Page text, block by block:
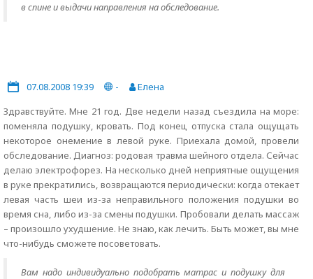
в спине и выдачи направления на обследование.
07.08.2008 19:39 -
Елена
Здравствуйте. Мне 21 год. Две недели назад съездила на море:
поменяла подушку, кровать. Под конец отпуска стала ощущать
некоторое онемение в левой руке. Приехала домой, провели
обследование. Диагноз: родовая травма шейного отдела. Сейчас
делаю электрофорез. На несколько дней неприятные ощущения
в руке прекратились, возвращаются периодически: когда отекает
левая часть шеи из-за неправильного положения подушки во
время сна, либо из-за смены подушки. Пробовали делать массаж
– произошло ухудшение. Не знаю, как лечить. Быть может, вы мне
что-нибудь сможете посоветовать.
Вам надо индивидуально подобрать матрас и подушку для